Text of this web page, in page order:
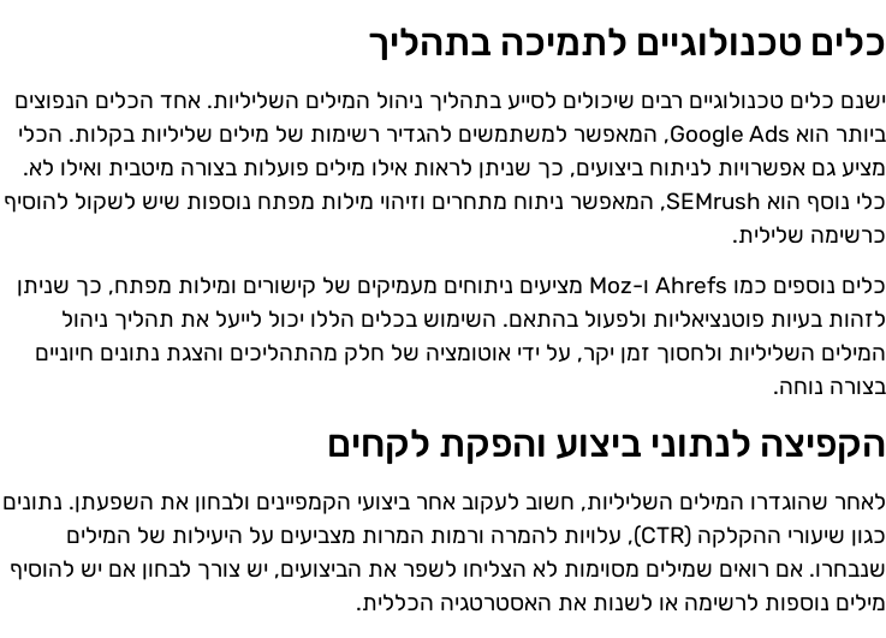
כלים טכנולוגיים לתמיכה בתהליך
ישנם כלים טכנולוגיים רבים שיכולים לסייע בתהליך ניהול המילים השליליות. אחד הכלים הנפוצים
ביותר הוא Google Ads, המאפשר למשתמשים להגדיר רשימות של מילים שליליות בקלות. הכלי
מציע גם אפשרויות לניתוח ביצועים, כך שניתן לראות אילו מילים פועלות בצורה מיטבית ואילו לא.
כלי נוסף הוא SEMrush, המאפשר ניתוח מתחרים וזיהוי מילות מפתח נוספות שיש לשקול להוסיף
כרשימה שלילית.
כלים נוספים כמו Ahrefs ו-Moz מציעים ניתוחים מעמיקים של קישורים ומילות מפתח, כך שניתן
לזהות בעיות פוטנציאליות ולפעול בהתאם. השימוש בכלים הללו יכול לייעל את תהליך ניהול
המילים השליליות ולחסוך זמן יקר, על ידי אוטומציה של חלק מהתהליכים והצגת נתונים חיוניים
בצורה נוחה.
הקפיצה לנתוני ביצוע והפקת לקחים
לאחר שהוגדרו המילים השליליות, חשוב לעקוב אחר ביצועי הקמפיינים ולבחון את השפעתן. נתונים
כגון שיעורי ההקלקה (CTR), עלויות להמרה ורמות המרות מצביעים על היעילות של המילים
שנבחרו. אם רואים שמילים מסוימות לא הצליחו לשפר את הביצועים, יש צורך לבחון אם יש להוסיף
מילים נוספות לרשימה או לשנות את האסטרטגיה הכללית.